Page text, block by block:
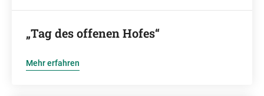
„Tag des offenen Hofes“
Mehr erfahren